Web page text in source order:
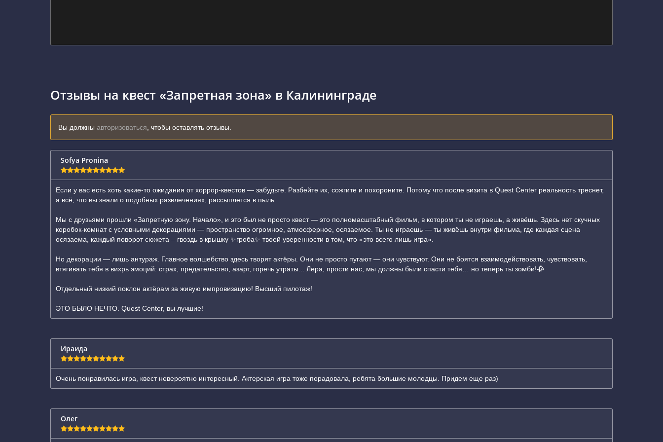
Отзывы на квест «Запретная зона» в Калининграде
Вы должны авторизоваться , чтобы оставлять отзывы.
Sofya Pronina
Если у вас есть хоть какие-то ожидания от хоррор-квестов — забудьте. Разбейте их, сожгите и похороните. Потому что после визита в Quest Center реальность треснет,
а всё, что вы знали о подобных развлечениях, рассыплется в пыль.
Мы с друзьями прошли «Запретную зону. Начало», и это был не просто квест — это полномасштабный фильм, в котором ты не играешь, а живёшь. Здесь нет скучных
коробок-комнат с условными декорациями — пространство огромное, атмосферное, осязаемое. Ты не играешь — ты живёшь внутри фильма, где каждая сцена
осязаема, каждый поворот сюжета – гвоздь в крышку ✨гроба✨ твоей уверенности в том, что «это всего лишь игра».
Но декорации — лишь антураж. Главное волшебство здесь творят актёры. Они не просто пугают — они чувствуют. Они не боятся взаимодействовать, чувствовать,
втягивать тебя в вихрь эмоций: страх, предательство, азарт, горечь утраты... Лера, прости нас, мы должны были спасти тебя… но теперь ты зомби!🥀
Отдельный низкий поклон актёрам за живую импровизацию! Высший пилотаж!
ЭТО БЫЛО НЕЧТО. Quest Center, вы лучшие!
Ираида
Очень понравилась игра, квест невероятно интересный. Актерская игра тоже порадовала, ребята большие молодцы. Придем еще раз)
Олег